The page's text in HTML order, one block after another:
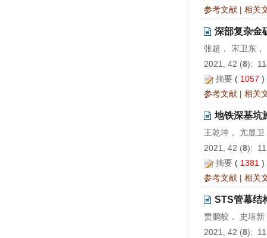
参考文献 | 相关
深部复杂金
张超， 宋卫东
2021, 42 (8):
摘要 ( 1057
参考文献 | 相关
地铁深基坑
王乾坤， 亢显卫
2021, 42 (8):
摘要 ( 1381
参考文献 | 相关
STS管幕结
贾鹏蛟， 史培
2021, 42 (8):